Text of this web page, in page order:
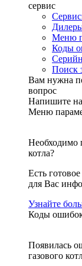
сервис
Меню
Коды
Поиск
Вам нужна
вопрос
Напишите
Меню
Необходимо
котла?
Есть
для Вас
Узнайте
Коды
Появилась
газового